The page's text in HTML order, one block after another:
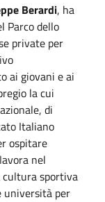
Berardi, ha
Parco dello
private per
ai giovani e ai
la cui
di
Italiano
ospitare
nel
cultura sportiva
università per